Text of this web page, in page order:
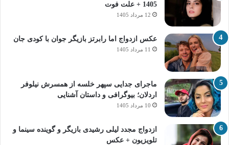
1405 + علت فوت
12 مرداد 1405
عکس ازدواج اما رابرتز بازیگر جوان با کودی جان
11 مرداد 1405
ماجرای جدایی سپهر خلسه از همسرش نیلوفر
اردلان؛ بیوگرافی و داستان آشنایی
10 مرداد 1405
ازدواج مجدد لیلی رشیدی بازیگر و گوینده سینما و
تلویزیون + عکس